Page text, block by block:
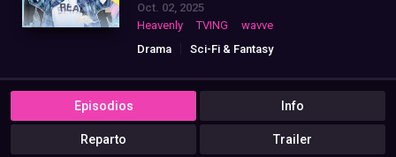
Oct. 02, 2025
Heavenly
TVING
wavve
Drama
Sci-Fi & Fantasy
Episodios Info
Reparto Trailer